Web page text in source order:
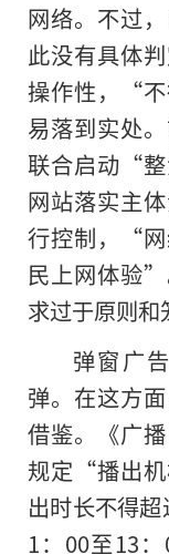
网络。不过
此没有具体
操作性，“
易落到实处
联合启动“
网站落实主
行控制，“网
民上网体验
求过于原则和
弹窗广
弹。在这方
借鉴。《广
规定“播出机
出时长不得
1：00至13